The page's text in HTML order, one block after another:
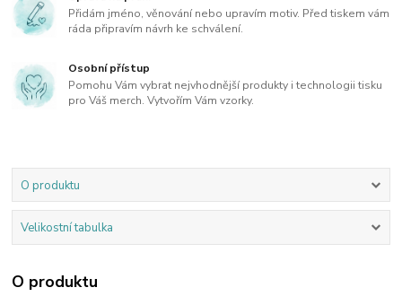
Přidám jméno, věnování nebo upravím motiv. Před tiskem vám
ráda připravím návrh ke schválení.
Osobní přístup
Pomohu Vám vybrat nejvhodnější produkty i technologii tisku
pro Váš merch. Vytvořím Vám vzorky.
O produktu
Velikostní tabulka
O produktu